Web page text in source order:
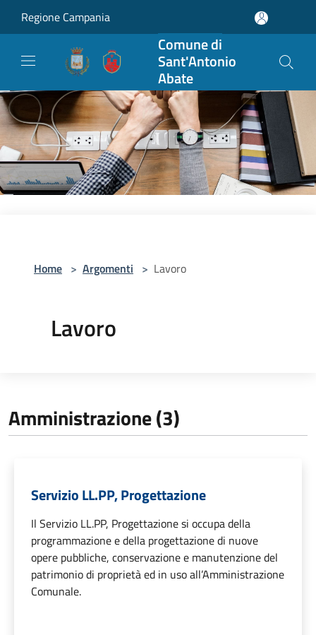
Regione Campania
Comune di
Sant'Antonio
Abate
Home > Argomenti > Lavoro
Lavoro
Amministrazione (3)
Servizio LL.PP, Progettazione
Il Servizio LL.PP, Progettazione si occupa della
programmazione e della progettazione di nuove
opere pubbliche, conservazione e manutenzione del
patrimonio di proprietà ed in uso all’Amministrazione
Comunale.